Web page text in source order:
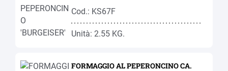
Cod.: KS67F
Unità: 2.55 KG.
FORMAGGIO AL PEPERONCINO CA.